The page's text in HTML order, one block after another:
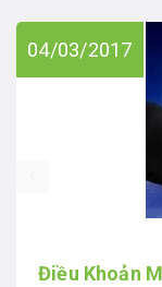
04/03/2017
Điều Khoản